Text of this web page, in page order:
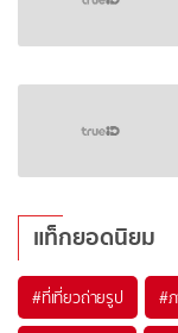
แท็กยอดนิยม
#ที่เที่ยวถ่ายรูป #